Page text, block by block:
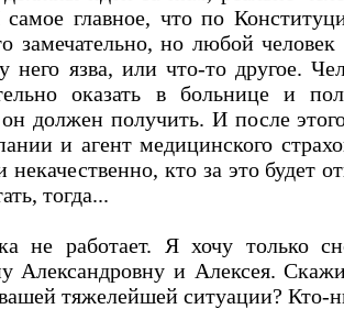
главное, что по
замечательно, но любой
него язва, или что-то другое.
оказать в больнице и
он должен получить. И после
и агент медицинского
некачественно, кто за это будет
тогда...
не работает. Я хочу только
Александровну и Алексея.
тяжелейшей ситуации? Кто-